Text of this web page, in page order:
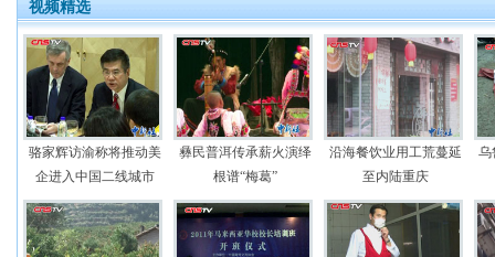
视频精选
骆家辉访渝称将推动美
企进入中国二线城市
彝民普洱传承薪火演绎
根谱“梅葛”
沿海餐饮业用工荒蔓延
至内陆重庆
乌